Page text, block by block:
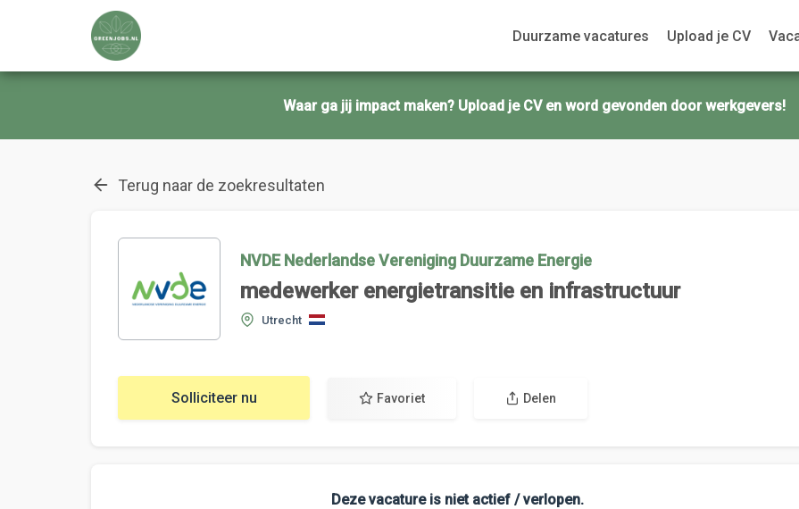
Duurzame vacatures Upload je CV
Waar ga jij impact maken? Upload je CV en word gevonden door werkgevers!
Terug naar de zoekresultaten
NVDE Nederlandse Vereniging Duurzame Energie
medewerker energietransitie en infrastructuur
Utrecht
Solliciteer nu Favoriet Delen
Deze vacature is niet actief / verlopen.